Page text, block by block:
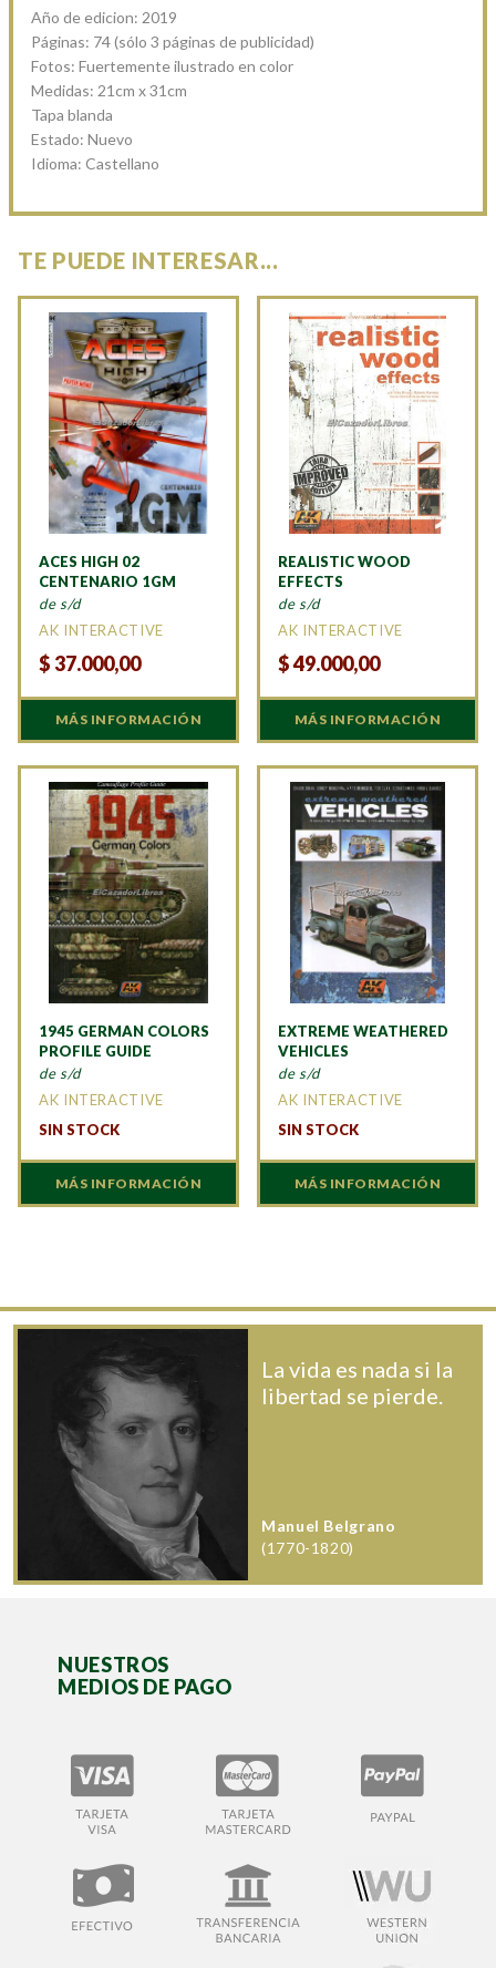
Año de edicion: 2019
Páginas: 74 (sólo 3 páginas de publicidad)
Fotos: Fuertemente ilustrado en color
Medidas: 21cm x 31cm
Tapa blanda
Estado: Nuevo
Idioma: Castellano
TE PUEDE INTERESAR...
ACES HIGH 02
CENTENARIO 1GM
de s/d
AK INTERACTIVE
$37.000,00
MÁS INFORMACIÓN
REALISTIC WOOD
EFFECTS
de s/d
AK INTERACTIVE
$49.000,00
MÁS INFORMACIÓN
1945 GERMAN COLORS
PROFILE GUIDE
de s/d
AK INTERACTIVE
SIN STOCK
MÁS INFORMACIÓN
EXTREME WEATHERED
VEHICLES
de s/d
AK INTERACTIVE
SIN STOCK
MÁS INFORMACIÓN
La vida es nada si la
libertad se pierde.
Manuel Belgrano
(1770-1820)
NUESTROS
MEDIOS DE PAGO